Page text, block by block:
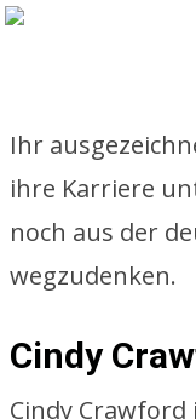
Ihr
ihre Karriere
noch aus der
wegzudenken.
Cindy
Cindy